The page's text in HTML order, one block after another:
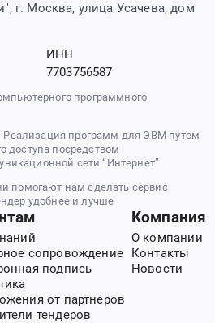
г. Москва, улица Усачева, дом
ИНН
7703756587
программного
Реализация программ для ЭВМ путем
доступа посредством
сети “Интернет”
помогают нам сделать сервис
удобнее и лучше
сопровождение
подпись
от партнеров
тендеров
Компания
О компании
Контакты
Новости